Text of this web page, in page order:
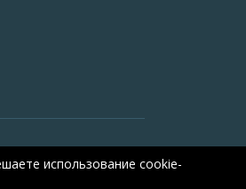
использование cookie-